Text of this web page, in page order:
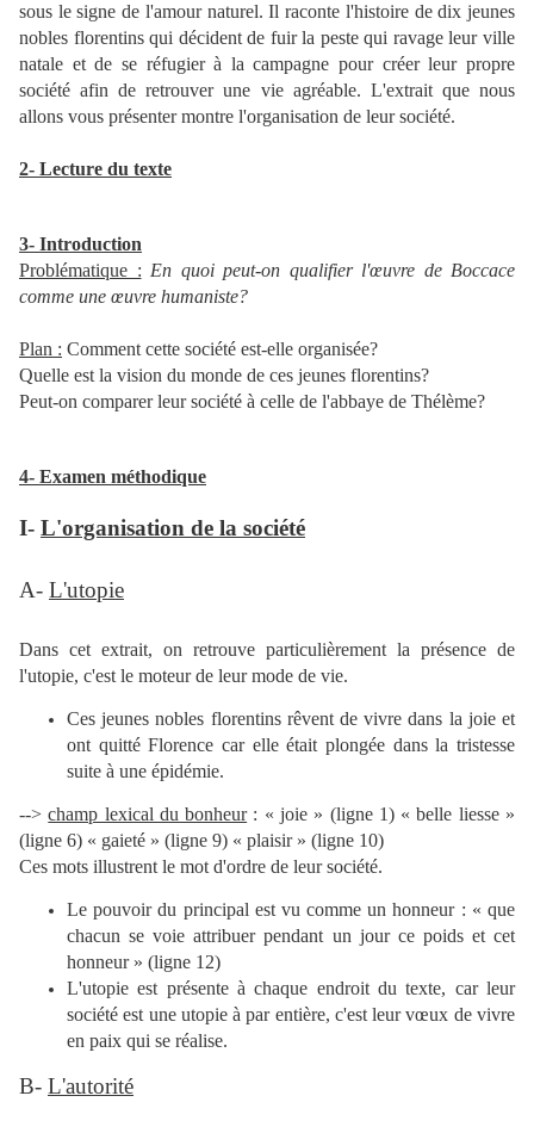
sous le signe de l'amour naturel. Il raconte l'histoire de dix jeunes
nobles florentins qui décident de fuir la peste qui ravage leur ville
natale et de se réfugier à la campagne pour créer leur propre
société afin de retrouver une vie agréable. L'extrait que nous
allons vous présenter montre l'organisation de leur société.
2- Lecture du texte
3- Introduction
Problématique : En quoi peut-on qualifier l'œuvre de Boccace
comme une œuvre humaniste?
Plan : Comment cette société est-elle organisée?
Quelle est la vision du monde de ces jeunes florentins?
Peut-on comparer leur société à celle de l'abbaye de Thélème?
4- Examen méthodique
I- L'organisation de la société
A- L'utopie
Dans cet extrait, on retrouve particulièrement la présence de
l'utopie, c'est le moteur de leur mode de vie.
Ces jeunes nobles florentins rêvent de vivre dans la joie et
ont quitté Florence car elle était plongée dans la tristesse
suite à une épidémie.
-->champ lexical du bonheur: « joie » (ligne 1) « belle liesse »
(ligne 6) « gaieté » (ligne 9) « plaisir » (ligne 10)
Ces mots illustrent le mot d'ordre de leur société.
Le pouvoir du principal est vu comme un honneur : « que
chacun se voie attribuer pendant un jour ce poids et cet
honneur » (ligne 12)
L'utopie est présente à chaque endroit du texte, car leur
société est une utopie à par entière, c'est leur vœux de vivre
en paix qui se réalise.
B- L'autorité